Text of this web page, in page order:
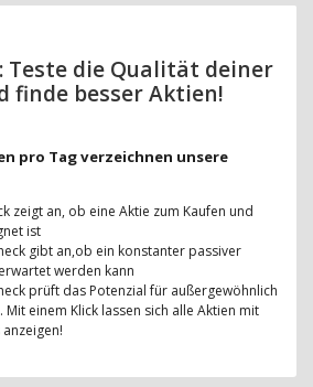
Teste die Qualität deiner
finde besser Aktien!
pro Tag verzeichnen unsere
zeigt an, ob eine Aktie zum Kaufen und
ist
gibt an,ob ein konstanter passiver
werden kann
prüft das Potenzial für außergewöhnlich
Mit einem Klick lassen sich alle Aktien mit